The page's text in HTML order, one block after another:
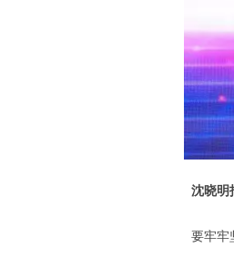
沈晓明
要牢牢坚